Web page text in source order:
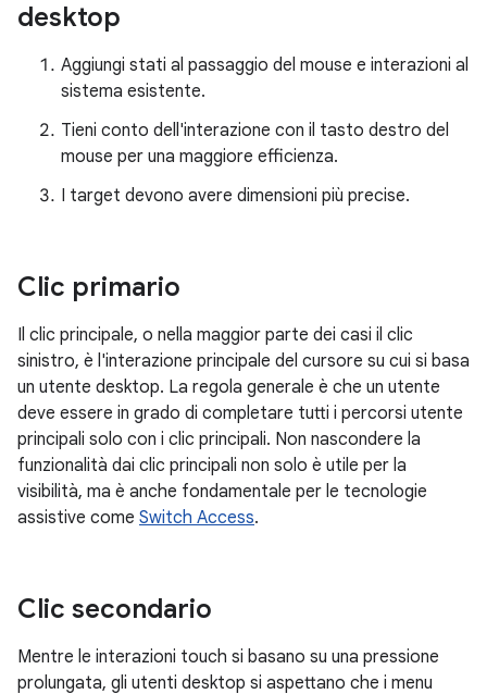
desktop
Aggiungi stati al passaggio del mouse e interazioni al
sistema esistente.
Tieni conto dell'interazione con il tasto destro del
mouse per una maggiore efficienza.
I target devono avere dimensioni più precise.
Clic primario
Il clic principale, o nella maggior parte dei casi il clic
sinistro, è l'interazione principale del cursore su cui si basa
un utente desktop. La regola generale è che un utente
deve essere in grado di completare tutti i percorsi utente
principali solo con i clic principali. Non nascondere la
funzionalità dai clic principali non solo è utile per la
visibilità, ma è anche fondamentale per le tecnologie
assistive come Switch Access.
Clic secondario
Mentre le interazioni touch si basano su una pressione
prolungata, gli utenti desktop si aspettano che i menu